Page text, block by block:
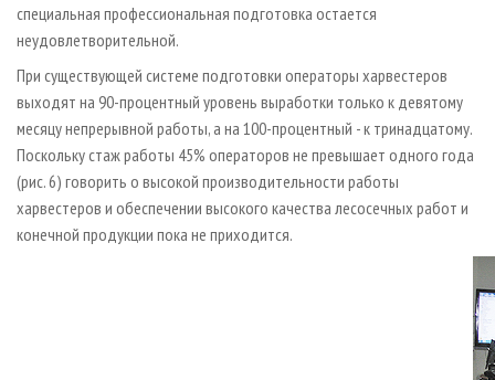
специальная профессиональная подготовка остается
неудовлетворительной.
При существующей системе подготовки операторы харвестеров
выходят на 90-процентный уровень выработки только к девятому
месяцу непрерывной работы, а на 100-процентный - к тринадцатому.
Поскольку стаж работы 45% операторов не превышает одного года
(рис. 6) говорить о высокой производительности работы
харвестеров и обеспечении высокого качества лесосечных работ и
конечной продукции пока не приходится.